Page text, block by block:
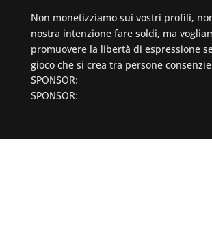
Non monetizziamo sui vostri profili,
nostra intenzione fare soldi, ma
promuovere la libertà di espressione
gioco che si crea tra persone
SPONSOR:
SPONSOR: